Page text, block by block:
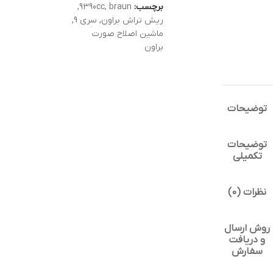
برچسب:
9390cc, braun
,
ریش تراش براون, سری 9
,
ماشین اصلاح صورت
براون
توضیحات
توضیحات
تکمیلی
نظرات (0)
روش ارسال
و دریافت
سفارش